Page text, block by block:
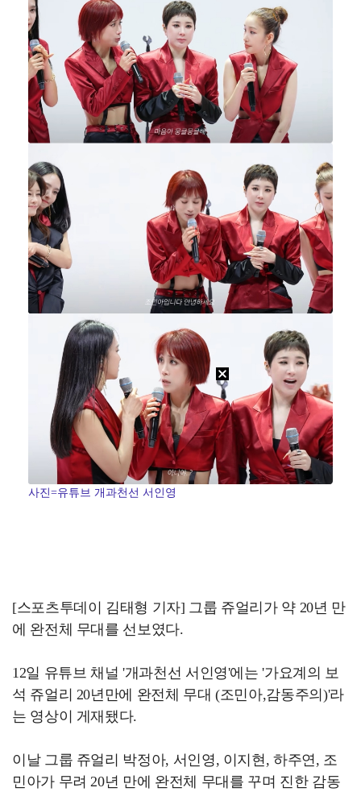
사진=유튜브 개과천선 서인영
[스포츠투데이 김태형 기자] 그룹 쥬얼리가 약 20년 만
에 완전체 무대를 선보였다.
12일 유튜브 채널 '개과천선 서인영'에는 '가요계의 보
석 쥬얼리 20년만에 완전체 무대 (조민아,감동주의)'라
는 영상이 게재됐다.
이날 그룹 쥬얼리 박정아, 서인영, 이지현, 하주연, 조
민아가 무려 20년 만에 완전체 무대를 꾸며 진한 감동